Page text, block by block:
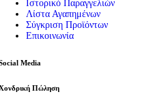
Ιστορικό Παραγγελιών
Λίστα Αγαπημένων
Σύγκριση Προϊόντων
Επικοινωνία
Media
Πώληση